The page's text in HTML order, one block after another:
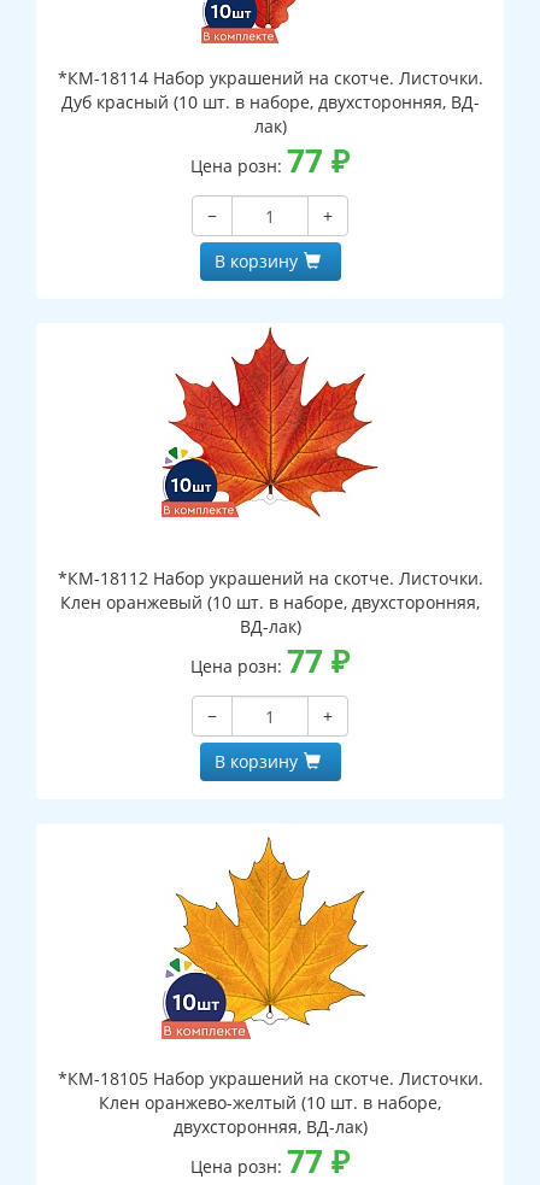
*КМ-18114 Набор украшений на скотче. Листочки.
Дуб красный (10 шт. в наборе, двухсторонняя, ВД-
лак)
Цена розн: 77 ₽
−
+
В корзину
*КМ-18112 Набор украшений на скотче. Листочки.
Клен оранжевый (10 шт. в наборе, двухсторонняя,
ВД-лак)
Цена розн: 77 ₽
−
+
В корзину
*КМ-18105 Набор украшений на скотче. Листочки.
Клен оранжево-желтый (10 шт. в наборе,
двухсторонняя, ВД-лак)
Цена розн: 77 ₽